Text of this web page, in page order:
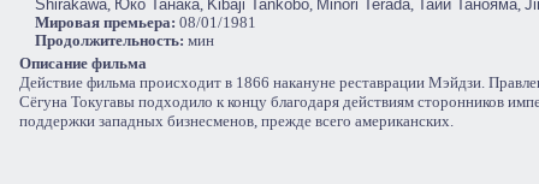
Shirakawa, Юко Танака, Kibaji Tankobo, Minori Terada, Тайи Танояма,
Мировая премьера: 08/01/1981
Продолжительность: мин
Описание фильма
Действие фильма происходит в 1866 накануне реставрации Мэйдзи.
Сёгуна Токугавы подходило к концу благодаря действиям сторонников
поддержки западных бизнесменов, прежде всего американских.